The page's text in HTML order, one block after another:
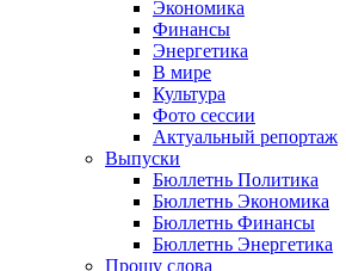
Экономика
Финансы
Энергетика
В мире
Культура
Фото сессии
Актуальный репортаж
Выпуски
Бюллетнь Политика
Бюллетнь Экономика
Бюллетнь Финансы
Бюллетнь Энергетика
Прошу слова